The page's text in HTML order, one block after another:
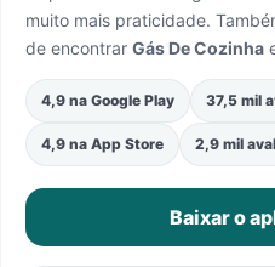
muito mais praticidade.
de encontrar Gás De Cozinha
4,9 na Google Play 37,5 mil
4,9 na App Store 2,9 mil
Baixar o